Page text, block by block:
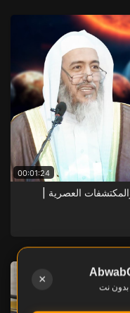
00:01:24
العصرية |
بدون نت
×